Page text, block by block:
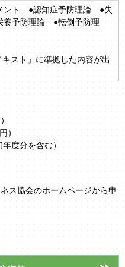
ント ●認知症予防理論 ●失
予防理論 ●転倒予防理
スト」に準拠した内容が出
）
度分を含む）
ス協会のホームページから申